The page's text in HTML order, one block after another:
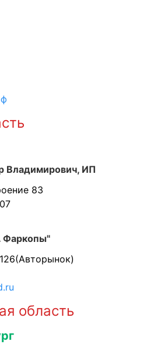
Владимирович, ИП
83
Фаркопы"
область